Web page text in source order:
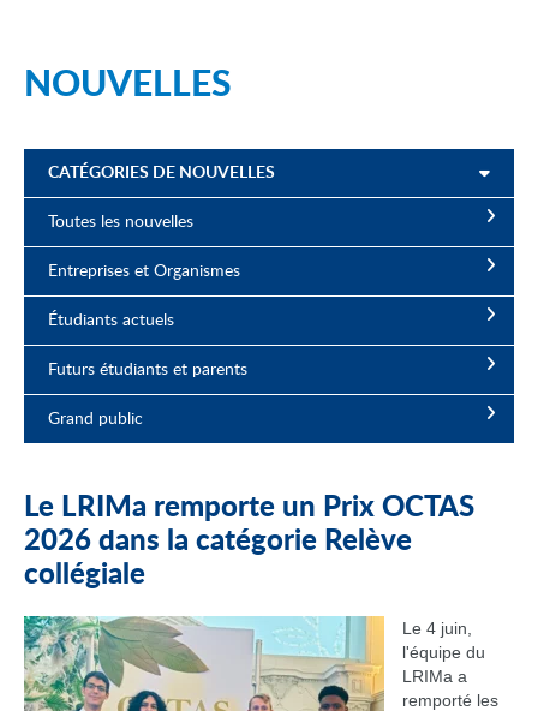
NOUVELLES
CATÉGORIES DE NOUVELLES
Toutes les nouvelles
Entreprises et Organismes
Étudiants actuels
Futurs étudiants et parents
Grand public
Le LRIMa remporte un Prix OCTAS
2026 dans la catégorie Relève
collégiale
Le 4 juin,
l'équipe du
LRIMa a
remporté les